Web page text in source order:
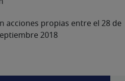
acciones propias entre el 28 de
2018